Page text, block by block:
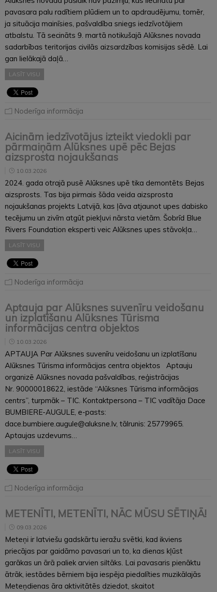
pavasara palu radītiem plūdiem un to apdraudējumu, tomēr,
ja situācija mainīsies, pašvaldība sniegs iedzīvotājiem
atbalstu. Tā secināts 9. martā notikušajā Alūksnes novada
sadarbības teritorijas civilās aizsardzības komisijas sēdē. Lai
gan lielākajā daļā…
LASĪT VISU
Noderīga informācija
Aicinām iedzīvotājus izteikt viedokli par
pārmaiņām Alūksnes upē pēc Bejas
aizsprosta nojaukšanas
10.03.2026
2024. gada otrajā pusē Alūksnes upē tika demontēts Bejas
aizsprosts. Tas bija pirmais šāda veida aizsprosta
nojaukšanas projekts Latvijā, kas ļāva atjaunot upes dabisko
tecējumu un zivīm atgūt piekļuvi nārsta vietām. Šobrīd Blue
Rivers Foundation eksperti veic Alūksnes upes stāvokļa…
LASĪT VISU
Noderīga informācija
Aptauja par Alūksnes suvenīru veidošanu
un izplatīšanu Alūksnes Tūrisma
informācijas centra objektos
10.03.2026
APTAUJA Par Alūksnes suvenīru veidošanu un izplatīšanu
Alūksnes Tūrisma informācijas centra objektos Aptauju
organizē Alūksnes novada pašvaldības, reģistrācijas
Nr. 90000018622, iestāde “Alūksnes Tūrisma informācijas
centrs”, turpmāk – TIC. Kontaktpersona – TIC vadītāja Dace
BUMBIERE-AUGULE, e-pasts:
dace.bumbiere.augule@aluksne.lv, tālrunis: 25779965.
Aptaujas uzdevums…
LASĪT VISU
Noderīga informācija
METENĪTI, METENĪTI, NĀC MŪSU SĒTIŅĀ!
09.03.2026
Meteņi ir latviešu gadskārtu ieražu svētki, kad ikviens
priecājas par gaidāmo pavasari un to, ka dienas kļūst
garākas un ārā paliek arvien siltāks. Lai pavasaris pienāktu
ātrāk, iestādes bērniem bija iespēja piedalīties muzikālajās
Meteņdienas āra aktivitātēs dziedot, skaitot